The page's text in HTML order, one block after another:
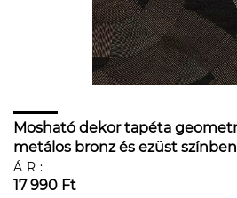
Mosható dekor tapéta
metálos bronz és ezüst
háttéren
ÁR:
17 990 Ft